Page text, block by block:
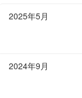
2025年5月
2024年9月